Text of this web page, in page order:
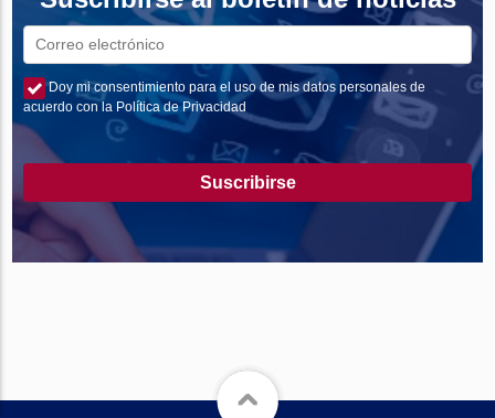
Doy mi consentimiento para el uso de mis datos personales de
acuerdo con la Política de Privacidad
Suscribirse